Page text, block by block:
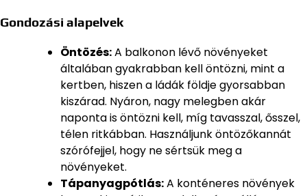
Gondozási alapelvek
Öntözés:A balkonon lévő növényeket
általában gyakrabban kell öntözni, mint a
kertben, hiszen a ládák földje gyorsabban
kiszárad. Nyáron, nagy melegben akár
naponta is öntözni kell, míg tavasszal, ősszel,
télen ritkábban. Használjunk öntözőkannát
szórófejjel, hogy ne sértsük meg a
növényeket.
Tápanyagpótlás:A konténeres növények